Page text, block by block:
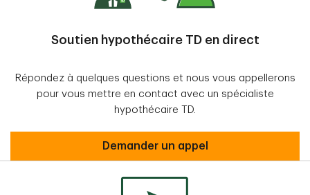
Soutien hypothécaire TD en direct
Répondez à quelques questions et nous vous appellerons
pour vous mettre en contact avec un spécialiste
hypothécaire TD.
contact us
Demander un appel